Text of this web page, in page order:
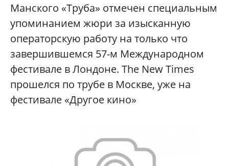
Манского «Труба» отмечен специальным
упоминанием жюри за изысканную
операторскую работу на только что
завершившемся 57-м Международном
фестивале в Лондоне. The New Times
прошелся по трубе в Москве, уже на
фестивале «Другое кино»